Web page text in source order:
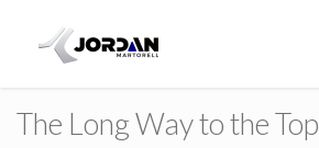
The Long Way to the Top